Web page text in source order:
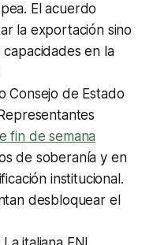
El acuerdo
la exportación sino
en la
Consejo de Estado
fin de semana
de soberanía y en
institucional.
desbloquear el